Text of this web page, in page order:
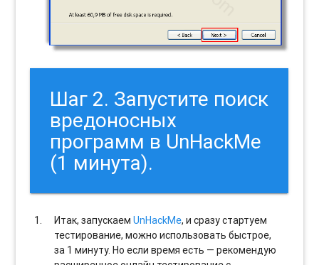
Шаг 2. Запустите поиск
вредоносных
программ в UnHackMe
(1 минута).
Итак, запускаемUnHackMe, и сразу стартуем
тестирование, можно использовать быстрое,
за 1 минуту. Но если время есть — рекомендую